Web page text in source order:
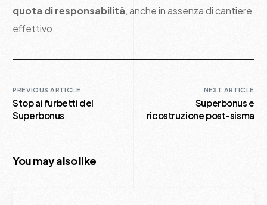
quota di responsabilità, anche in assenza di cantiere
effettivo.
PREVIOUS ARTICLE
Stop ai furbetti del
Superbonus
NEXT ARTICLE
Superbonus e
ricostruzione post-sisma
You may also like